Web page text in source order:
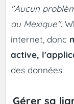
"Aucun
au Mexique".
internet, donc
active,
des données.
Gérer sa